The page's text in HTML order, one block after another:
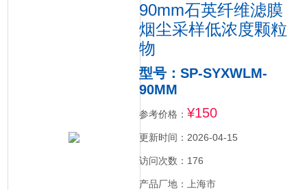
90mm石英纤维滤膜
烟尘采样低浓度颗粒
物
型号：SP-SYXWLM-
90MM
参考价格： ¥150
更新时间：2026-04-15
访问次数：176
产品厂地：上海市